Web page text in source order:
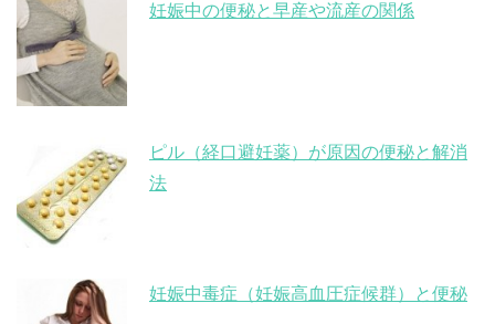
妊娠中の便秘と早産や流産の関係
ピル（経口避妊薬）が原因の便秘と解消
法
妊娠中毒症（妊娠高血圧症候群）と便秘